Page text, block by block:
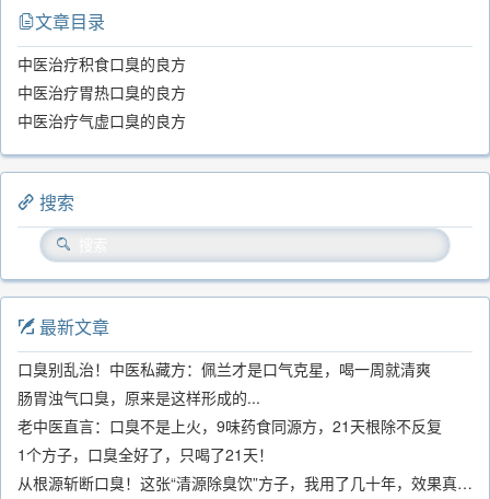
文章目录
中医治疗积食口臭的良方
中医治疗胃热口臭的良方
中医治疗气虚口臭的良方
搜索
最新文章
口臭别乱治！中医私藏方：佩兰才是口气克星，喝一周就清爽
肠胃浊气口臭，原来是这样形成的...
老中医直言：口臭不是上火，9味药食同源方，21天根除不反复
1个方子，口臭全好了，只喝了21天！
从根源斩断口臭！这张“清源除臭饮”方子，我用了几十年，效果真不错